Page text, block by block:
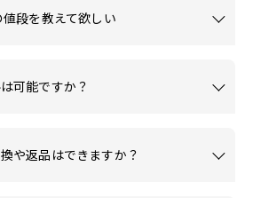
段を教えて欲しい
可能ですか？
や返品はできますか？